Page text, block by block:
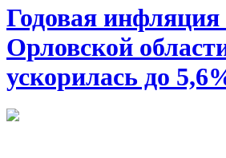
Годовая инфляция
Орловской
ускорилась до